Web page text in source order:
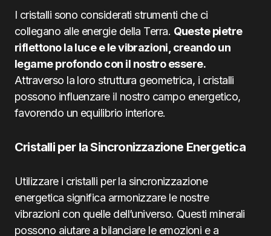
I cristalli sono considerati strumenti che ci
collegano alle energie della Terra. Queste pietre
riflettono la luce e le vibrazioni, creando un
legame profondo con il nostro essere.
Attraverso la loro struttura geometrica, i cristalli
possono influenzare il nostro campo energetico,
favorendo un equilibrio interiore.
Cristalli per la Sincronizzazione Energetica
Utilizzare i cristalli per la sincronizzazione
energetica significa armonizzare le nostre
vibrazioni con quelle dell’universo. Questi minerali
possono aiutare a bilanciare le emozioni e a